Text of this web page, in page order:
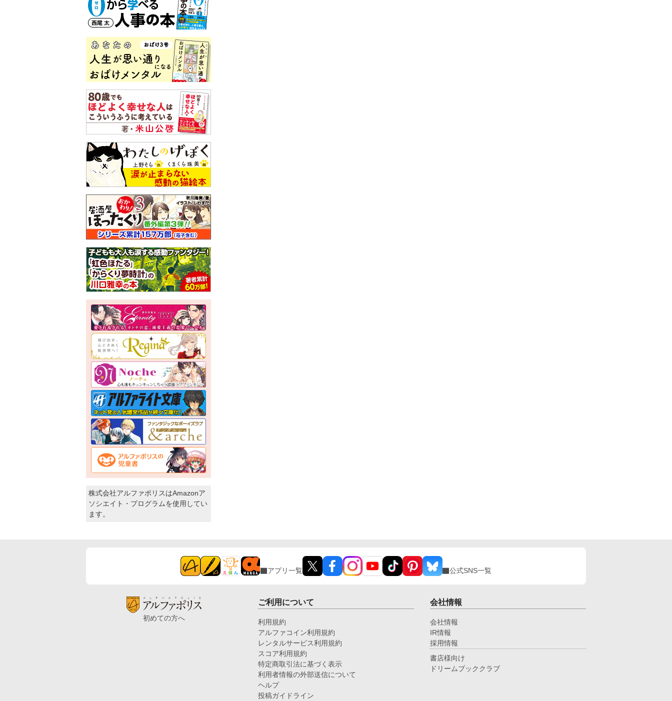
株式会社アルファポリスはAmazonア
ソシエイト・プログラムを使用してい
ます。
アプリ一覧 公式SNS一覧
初めての方へ
ご利用について
利用規約
アルファコイン利用規約
レンタルサービス利用規約
スコア利用規約
特定商取引法に基づく表示
利用者情報の外部送信について
ヘルプ
投稿ガイドライン
会社情報
会社情報
IR情報
採用情報
書店様向け
ドリームブッククラブ